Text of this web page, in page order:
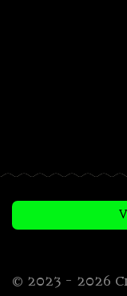
© 2023 - 2026